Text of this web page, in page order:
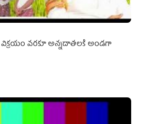
విక్రయం వరకూ అన్నదాతలకి అండగా